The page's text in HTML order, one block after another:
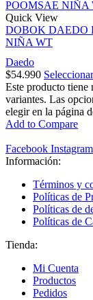
Quick View
DOBOK DAEDO
NIÑA WT
Daedo
$54.990
Este producto tiene
variantes. Las
elegir en la página
Add to Compare
Facebook Instagram
Información:
Términos y
Políticas de
Políticas de
Políticas de
Tienda:
Mi Cuenta
Productos
Pedidos